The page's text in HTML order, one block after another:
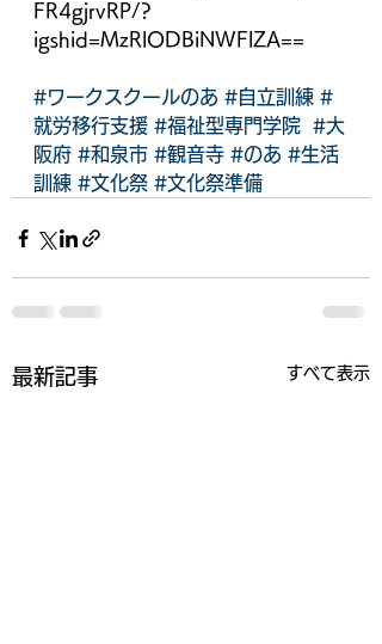
FR4gjrvRP/?
igshid=MzRlODBiNWFlZA==
#ワークスクールのあ #自立訓練 #
就労移行支援 #福祉型専門学院
#大
阪府 #和泉市 #観音寺 #のあ #生活
訓練 #文化祭 #文化祭準備
最新記事 すべて表示